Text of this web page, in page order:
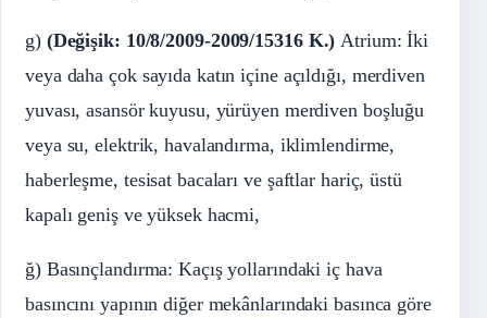
g) (Değişik: 10/8/2009-2009/15316 K.) Atrium: İki
veya daha çok sayıda katın içine açıldığı, merdiven
yuvası, asansör kuyusu, yürüyen merdiven boşluğu
veya su, elektrik, havalandırma, iklimlendirme,
haberleşme, tesisat bacaları ve şaftlar hariç, üstü
kapalı geniş ve yüksek hacmi,
ğ) Basınçlandırma: Kaçış yollarındaki iç hava
basıncını yapının diğer mekânlarındaki basınca göre